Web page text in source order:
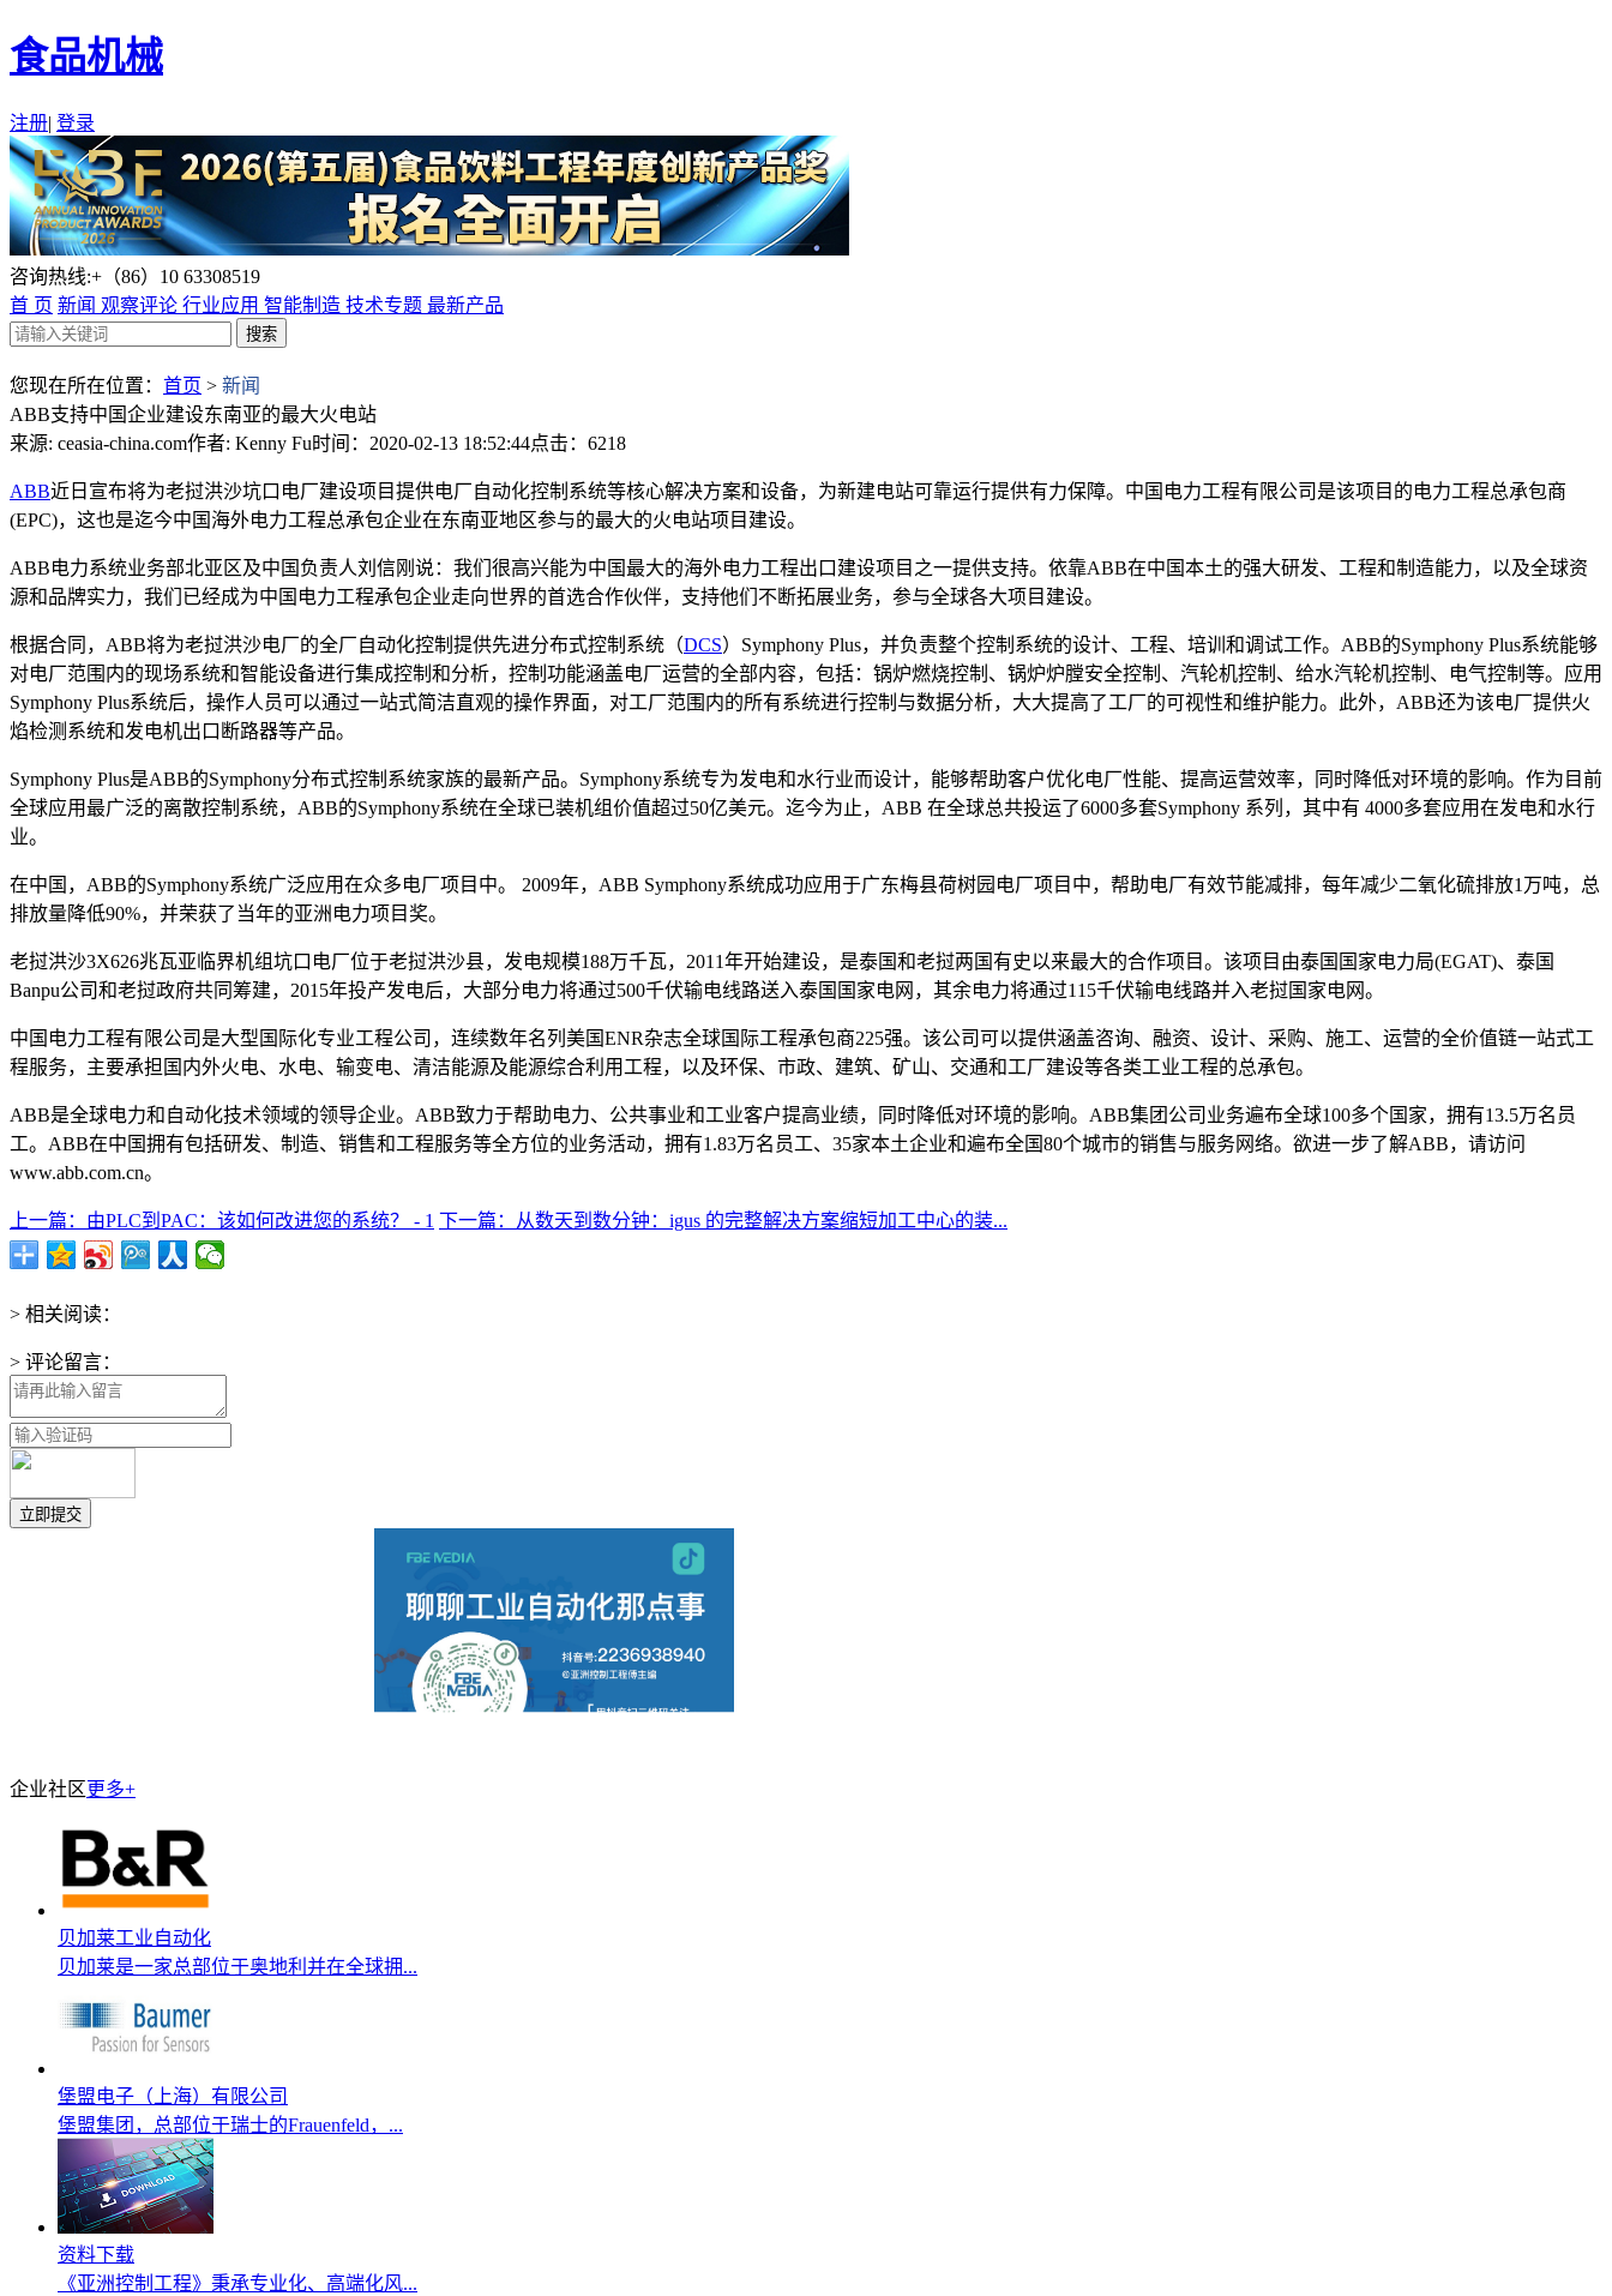
食品机械
注册| 登录
咨询热线:+（86）10 63308519
首 页 新闻 观察评论 行业应用 智能制造 技术专题 最新产品
您现在所在位置： 首页 > 新闻
ABB支持中国企业建设东南亚的最大火电站
来源: ceasia-china.com作者: Kenny Fu时间：2020-02-13 18:52:44点击：6218
ABB近日宣布将为老挝洪沙坑口电厂建设项目提供电厂自动化控制系统等核心解决方案和设备，为新建电站可靠运行提供有力保障。中国电力工程有限公司是该项目的电力工程总承包商
(EPC)，这也是迄今中国海外电力工程总承包企业在东南亚地区参与的最大的火电站项目建设。
ABB电力系统业务部北亚区及中国负责人刘信刚说：我们很高兴能为中国最大的海外电力工程出口建设项目之一提供支持。依靠ABB在中国本土的强大研发、工程和制造能力，以及全球资
源和品牌实力，我们已经成为中国电力工程承包企业走向世界的首选合作伙伴，支持他们不断拓展业务，参与全球各大项目建设。
根据合同，ABB将为老挝洪沙电厂的全厂自动化控制提供先进分布式控制系统（DCS）Symphony Plus，并负责整个控制系统的设计、工程、培训和调试工作。ABB的Symphony Plus系统能够
对电厂范围内的现场系统和智能设备进行集成控制和分析，控制功能涵盖电厂运营的全部内容，包括：锅炉燃烧控制、锅炉炉膛安全控制、汽轮机控制、给水汽轮机控制、电气控制等。应用
Symphony Plus系统后，操作人员可以通过一站式简洁直观的操作界面，对工厂范围内的所有系统进行控制与数据分析，大大提高了工厂的可视性和维护能力。此外，ABB还为该电厂提供火
焰检测系统和发电机出口断路器等产品。
Symphony Plus是ABB的Symphony分布式控制系统家族的最新产品。Symphony系统专为发电和水行业而设计，能够帮助客户优化电厂性能、提高运营效率，同时降低对环境的影响。作为目前
全球应用最广泛的离散控制系统，ABB的Symphony系统在全球已装机组价值超过50亿美元。迄今为止，ABB 在全球总共投运了6000多套Symphony 系列，其中有 4000多套应用在发电和水行
业。
在中国，ABB的Symphony系统广泛应用在众多电厂项目中。 2009年，ABB Symphony系统成功应用于广东梅县荷树园电厂项目中，帮助电厂有效节能减排，每年减少二氧化硫排放1万吨，总
排放量降低90%，并荣获了当年的亚洲电力项目奖。
老挝洪沙3X626兆瓦亚临界机组坑口电厂位于老挝洪沙县，发电规模188万千瓦，2011年开始建设，是泰国和老挝两国有史以来最大的合作项目。该项目由泰国国家电力局(EGAT)、泰国
Banpu公司和老挝政府共同筹建，2015年投产发电后，大部分电力将通过500千伏输电线路送入泰国国家电网，其余电力将通过115千伏输电线路并入老挝国家电网。
中国电力工程有限公司是大型国际化专业工程公司，连续数年名列美国ENR杂志全球国际工程承包商225强。该公司可以提供涵盖咨询、融资、设计、采购、施工、运营的全价值链一站式工
程服务，主要承担国内外火电、水电、输变电、清洁能源及能源综合利用工程，以及环保、市政、建筑、矿山、交通和工厂建设等各类工业工程的总承包。
ABB是全球电力和自动化技术领域的领导企业。ABB致力于帮助电力、公共事业和工业客户提高业绩，同时降低对环境的影响。ABB集团公司业务遍布全球100多个国家，拥有13.5万名员
工。ABB在中国拥有包括研发、制造、销售和工程服务等全方位的业务活动，拥有1.83万名员工、35家本土企业和遍布全国80个城市的销售与服务网络。欲进一步了解ABB，请访问
www.abb.com.cn。
上一篇：由PLC到PAC：该如何改进您的系统？ - 1 下一篇：从数天到数分钟：igus 的完整解决方案缩短加工中心的装...
> 相关阅读：
> 评论留言：
企业社区更多+
贝加莱工业自动化
贝加莱是一家总部位于奥地利并在全球拥...
堡盟电子（上海）有限公司
堡盟集团，总部位于瑞士的Frauenfeld，...
资料下载
《亚洲控制工程》秉承专业化、高端化风...